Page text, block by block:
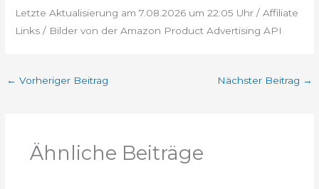
Letzte Aktualisierung am 7.08.2026 um 22:05 Uhr / Affiliate
Links / Bilder von der Amazon Product Advertising API
← Vorheriger Beitrag Nächster Beitrag →
Ähnliche Beiträge